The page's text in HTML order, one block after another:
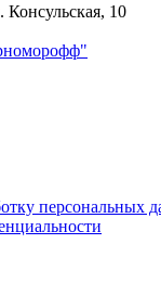
10
персональных